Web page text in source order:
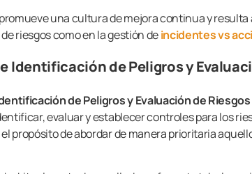
una cultura de mejora continua y
riesgos como en la gestión deincidentes vs
Identificación de Peligros y
de Peligros y Evaluación de Riesgos
evaluar y establecer controles para los
propósito de abordar de manera prioritaria